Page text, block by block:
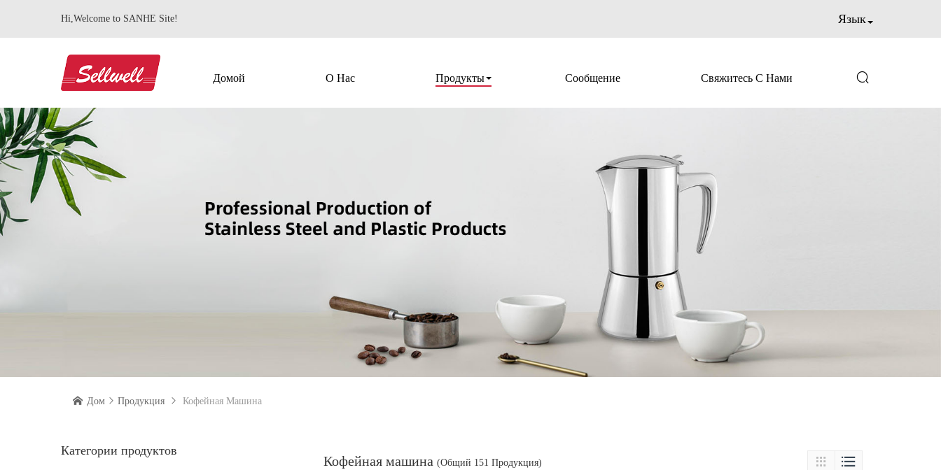
Hi,Welcome to SANHE Site! Язык
Домой О Нас Продукты Сообщение Свяжитесь С Нами 
 Дом  Продукция  Кофейная Машина
Категории продуктов
Кофейная машина (Общий 151 Продукция)  